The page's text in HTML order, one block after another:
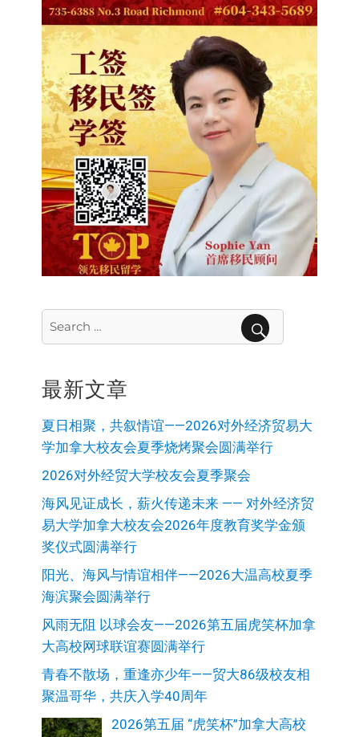
Search
for:
最新文章
夏日相聚，共叙情谊——2026对外经济贸易大
学加拿大校友会夏季烧烤聚会圆满举行
2026对外经贸大学校友会夏季聚会
海风见证成长，薪火传递未来 —— 对外经济贸
易大学加拿大校友会2026年度教育奖学金颁
奖仪式圆满举行
阳光、海风与情谊相伴——2026大温高校夏季
海滨聚会圆满举行
风雨无阻 以球会友——2026第五届虎笑杯加拿
大高校网球联谊赛圆满举行
青春不散场，重逢亦少年——贸大86级校友相
聚温哥华，共庆入学40周年
2026第五届 “虎笑杯”加拿大高校